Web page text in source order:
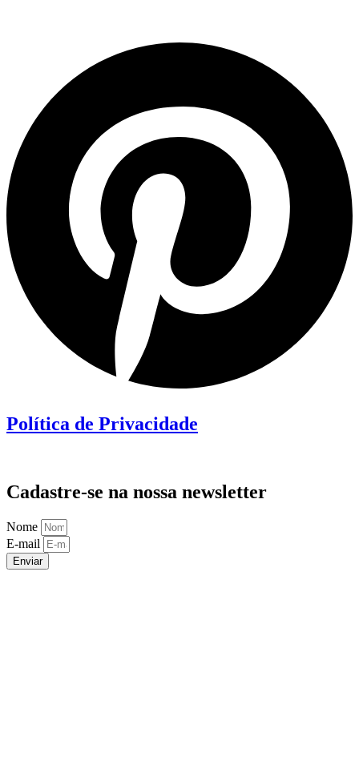
Política de Privacidade
Cadastre-se na nossa newsletter
Nome
E-mail
Enviar